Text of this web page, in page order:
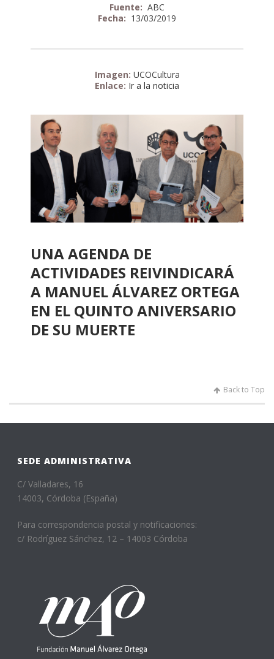
Fuente: ABC
Fecha: 13/03/2019
Imagen: UCOCultura
Enlace: Ir a la noticia
UNA AGENDA DE
ACTIVIDADES REIVINDICARÁ
A MANUEL ÁLVAREZ ORTEGA
EN EL QUINTO ANIVERSARIO
DE SU MUERTE
Back to Top
SEDE ADMINISTRATIVA
C/ Valladares, 16
14003, Córdoba (España)
Para correspondencia postal y notificaciones:
c/ Rodríguez Sánchez, 12 – 14003 Córdoba